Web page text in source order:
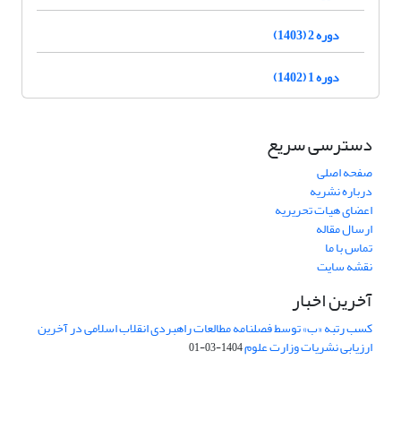
دوره 2 (1403)
دوره 1 (1402)
دسترسی سریع
صفحه اصلی
درباره نشریه
اعضای هیات تحریریه
ارسال مقاله
تماس با ما
نقشه سایت
آخرین اخبار
کسب رتبه «ب» توسط فصلنامه مطالعات راهبردی انقلاب اسلامی در آخرین
ارزیابی نشریات وزارت علوم1404-03-01